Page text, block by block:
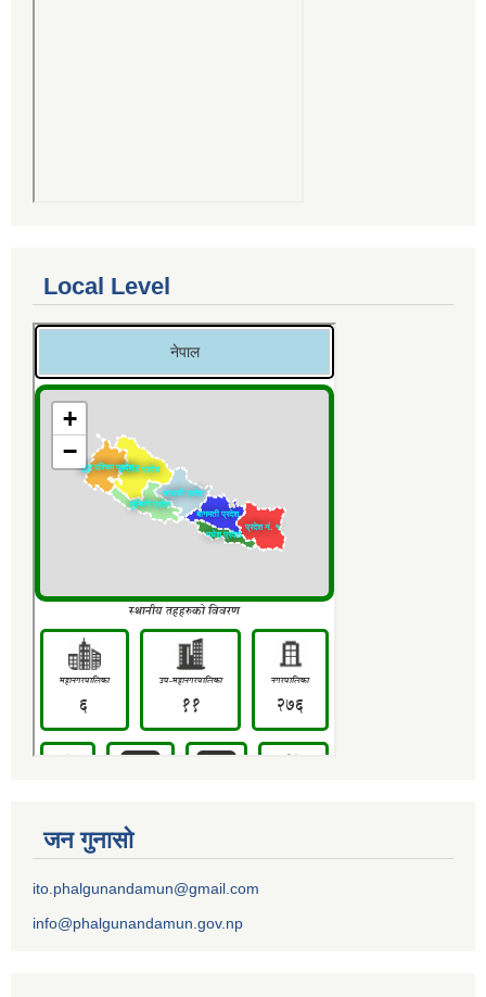
Local Level
जन गुनासो
ito.phalgunandamun@gmail.com
info@phalgunandamun.gov.np